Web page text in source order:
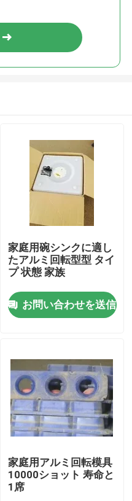
家庭用碗シンクに適し
たアルミ回転型型 タイ
プ 状態 家族
お問い合わせを送信
家庭用アルミ回転模具
10000ショット 寿命と
1席